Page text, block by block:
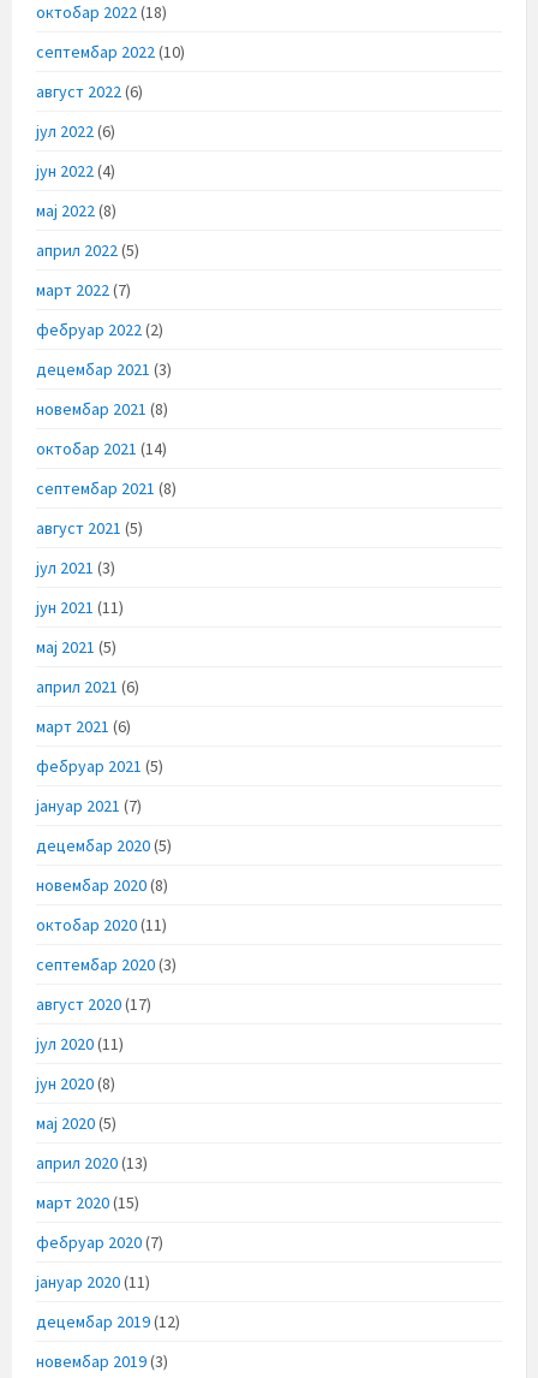
октобар 2022(18)
септембар 2022(10)
август 2022(6)
јул 2022(6)
јун 2022(4)
мај 2022(8)
април 2022(5)
март 2022(7)
фебруар 2022(2)
децембар 2021 (3)
новембар 2021 (8)
октобар 2021 (14)
септембар 2021 (8)
август 2021 (5)
јул 2021 (3)
јун 2021 (11)
мај 2021 (5)
април 2021 (6)
март 2021 (6)
фебруар 2021 (5)
јануар 2021 (7)
децембар 2020(5)
новембар 2020(8)
октобар 2020(11)
септембар 2020(3)
август 2020(17)
јул 2020(11)
јун 2020(8)
мај 2020(5)
април 2020(13)
март 2020(15)
фебруар 2020(7)
јануар 2020(11)
децембар 2019(12)
новембар 2019(3)